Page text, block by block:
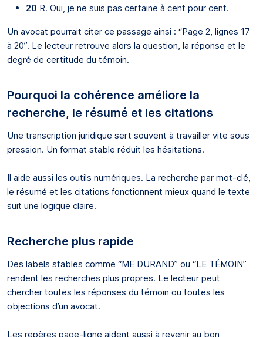
20 R. Oui, je ne suis pas certaine à cent pour cent.
Un avocat pourrait citer ce passage ainsi : “Page 2, lignes 17
à 20”. Le lecteur retrouve alors la question, la réponse et le
degré de certitude du témoin.
Pourquoi la cohérence améliore la
recherche, le résumé et les citations
Une transcription juridique sert souvent à travailler vite sous
pression. Un format stable réduit les hésitations.
Il aide aussi les outils numériques. La recherche par mot-clé,
le résumé et les citations fonctionnent mieux quand le texte
suit une logique claire.
Recherche plus rapide
Des labels stables comme “ME DURAND” ou “LE TÉMOIN”
rendent les recherches plus propres. Le lecteur peut
chercher toutes les réponses du témoin ou toutes les
objections d’un avocat.
Les repères page-ligne aident aussi à revenir au bon